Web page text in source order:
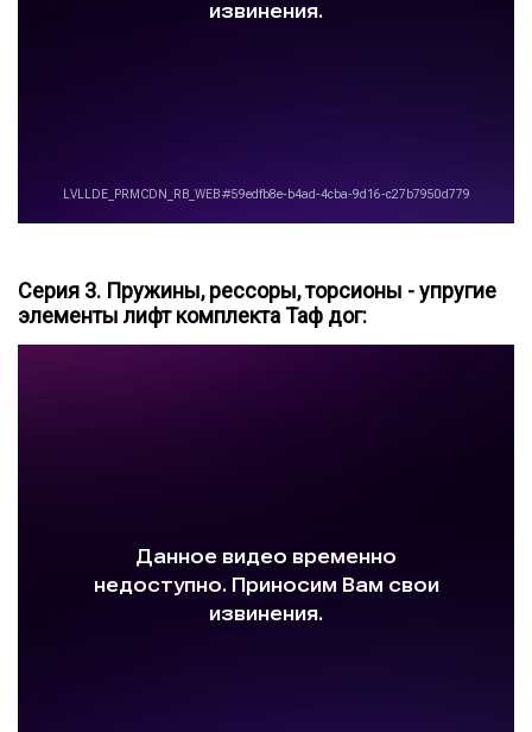
Серия 3. Пружины, рессоры, торсионы - упругие
элементы лифт комплекта Таф дог: